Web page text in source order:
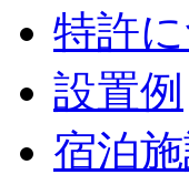
特許
設置例
宿泊